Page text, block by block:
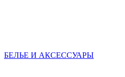
БЕЛЬЕ И АКСЕССУАРЫ